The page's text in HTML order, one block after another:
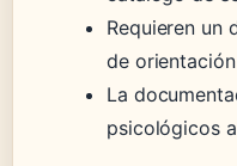
Requieren un
de
La
psicológicos